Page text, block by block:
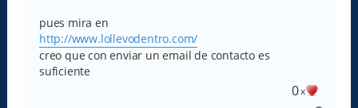
s
a
j
e
pues mira en
http://www.lollevodentro.com/
creo que con enviar un email de contacto es
suficiente
0x